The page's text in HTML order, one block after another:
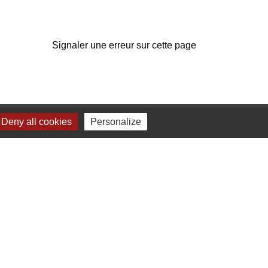
Signaler une erreur sur cette page
Deny all cookies Personalize